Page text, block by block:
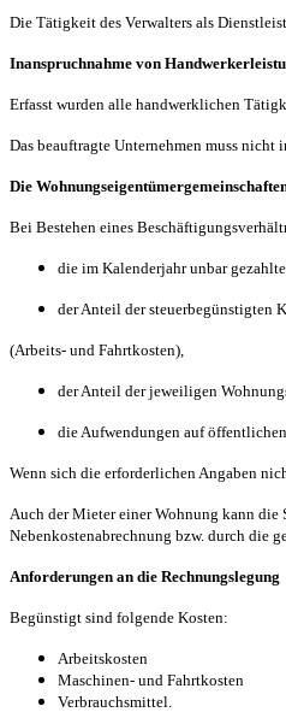
Die Tätigkeit des Verwalters als
Inanspruchnahme von
Erfasst wurden alle handwerklichen
Das beauftragte Unternehmen muss nicht
Die
Bei Bestehen eines
die im Kalenderjahr unbar
der Anteil der steuerbegünstigten
(Arbeits- und Fahrtkosten),
der Anteil der jeweiligen
die Aufwendungen auf
Wenn sich die erforderlichen Angaben
Auch der Mieter einer Wohnung kann die
Nebenkostenabrechnung bzw. durch die
Anforderungen an die Rechnungslegung
Begünstigt sind folgende Kosten:
Arbeitskosten
Maschinen- und Fahrtkosten
Verbrauchsmittel.